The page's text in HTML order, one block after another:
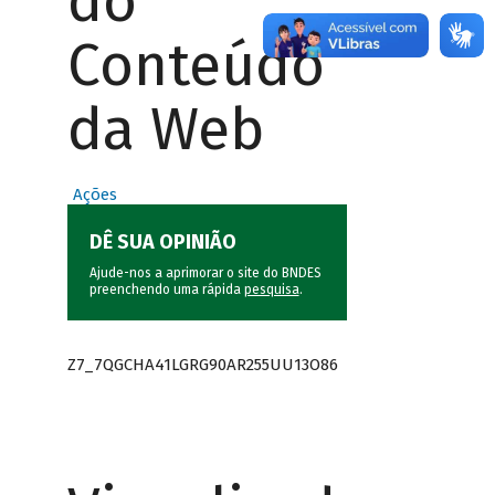
Conteúdo
da Web
Ações
DÊ SUA OPINIÃO
Ajude-nos a aprimorar o site do BNDES
preenchendo uma rápida pesquisa.
Z7_7QGCHA41LGRG90AR255UU13O86